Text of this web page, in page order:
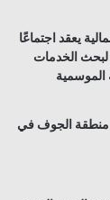
يعقد اجتماعًا
لبحث الخدمات
الموسمية
منطقة الجوف في